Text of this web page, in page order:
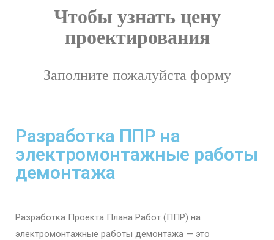
Чтобы узнать цену
проектирования
Заполните пожалуйста форму
Разработка ППР на
электромонтажные работы
демонтажа
Разработка Проекта Плана Работ (ППР) на
электромонтажные работы демонтажа — это